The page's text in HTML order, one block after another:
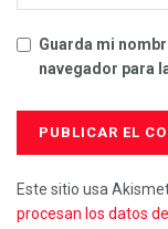
Guarda mi
navegador para
Este sitio usa
procesan los datos